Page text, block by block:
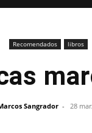
Recomendados libros
Sangrador - 28